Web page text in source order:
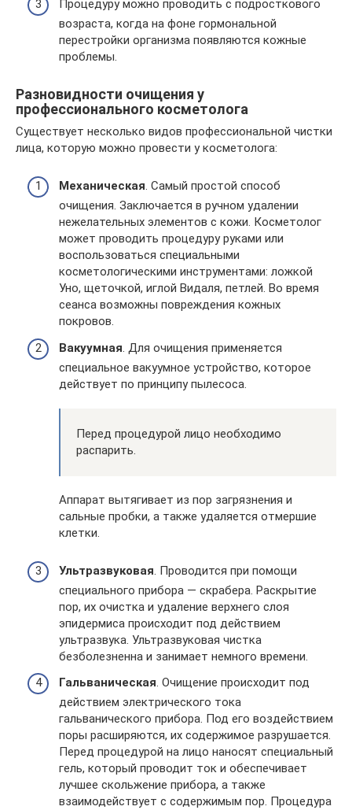
Процедуру можно проводить с подросткового
возраста, когда на фоне гормональной
перестройки организма появляются кожные
проблемы.
Разновидности очищения у
профессионального косметолога
Существует несколько видов профессиональной чистки
лица, которую можно провести у косметолога:
Механическая. Самый простой способ
очищения. Заключается в ручном удалении
нежелательных элементов с кожи. Косметолог
может проводить процедуру руками или
воспользоваться специальными
косметологическими инструментами: ложкой
Уно, щеточкой, иглой Видаля, петлей. Во время
сеанса возможны повреждения кожных
покровов.
Вакуумная . Для очищения применяется
специальное вакуумное устройство, которое
действует по принципу пылесоса.
Перед процедурой лицо необходимо
распарить.
Аппарат вытягивает из пор загрязнения и
сальные пробки, а также удаляется отмершие
клетки.
Ультразвуковая . Проводится при помощи
специального прибора — скрабера. Раскрытие
пор, их очистка и удаление верхнего слоя
эпидермиса происходит под действием
ультразвука. Ультразвуковая чистка
безболезненна и занимает немного времени.
Гальваническая. Очищение происходит под
действием электрического тока
гальванического прибора. Под его воздействием
поры расширяются, их содержимое разрушается.
Перед процедурой на лицо наносят специальный
гель, который проводит ток и обеспечивает
лучшее скольжение прибора, а также
взаимодействует с содержимым пор. Процедура